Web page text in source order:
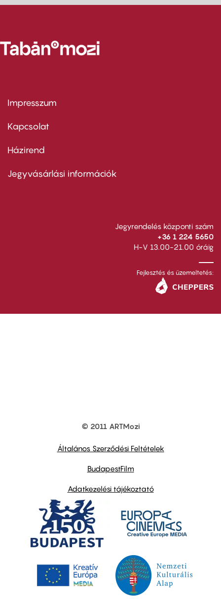
Footer
first
Impresszum
Kapcsolat
Footer
second
Házirend
Jegyvásárlási információk
Jegyrendelés központi szám
+36 1 224 5650
H-V 13.00-21.00 óráig
Fejlesztés és üzemeltetés:
© 2011 ARTMozi
Általános Szerződési Feltételek
BudapestFilm
Adatkezelési tájékoztató